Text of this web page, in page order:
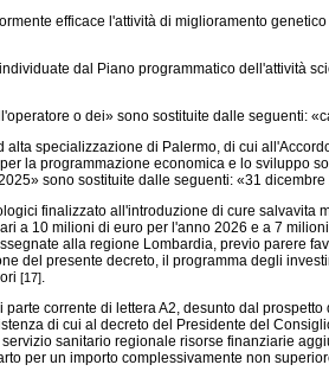
efficace l'attività di miglioramento
dal Piano programmatico dell'attività
o dei» sono sostituite dalle seguenti:
specializzazione di Palermo, di cui
la programmazione economica e lo sviluppo
sono sostituite dalle seguenti: «31
finalizzato all'introduzione di cure
a 10 milioni di euro per l'anno 2026 e a 7
alla regione Lombardia, previo parere
del presente decreto, il programma degli
[17].
corrente di lettera A2, desunto dal
di cui al decreto del Presidente del
sanitario regionale risorse finanziarie
per un importo complessivamente non